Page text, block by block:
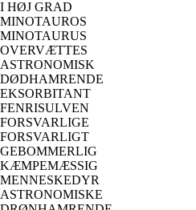
I HØJ GRAD
MINOTAUROS
MINOTAURUS
OVERVÆTTES
ASTRONOMISK
DØDHAMRENDE
EKSORBITANT
FENRISULVEN
FORSVARLIGE
FORSVARLIGT
GEBOMMERLIG
KÆMPEMÆSSIG
MENNESKEDYR
ASTRONOMISKE